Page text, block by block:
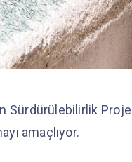
Sürdürülebilirlik Proje
amaçlıyor.